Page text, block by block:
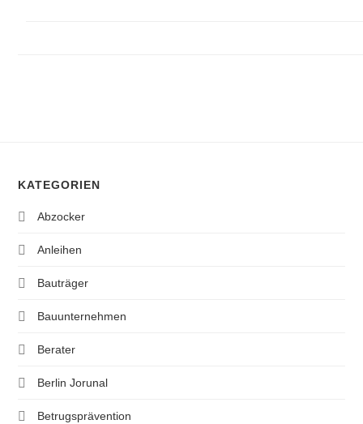
KATEGORIEN
Abzocker
Anleihen
Bauträger
Bauunternehmen
Berater
Berlin Jorunal
Betrugsprävention